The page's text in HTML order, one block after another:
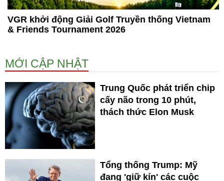
VGR khởi động Giải Golf Truyền thống Vietnam
& Friends Tournament 2026
MỚI CẬP NHẬT
Trung Quốc phát triển chip
cấy não trong 10 phút,
thách thức Elon Musk
Tổng thống Trump: Mỹ
đang 'giữ kín' các cuộc